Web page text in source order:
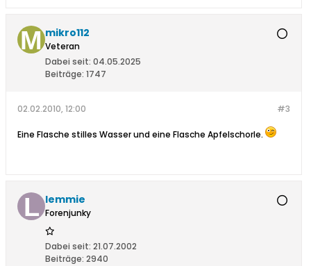
mikro112
Veteran
Dabei seit: 04.05.2025
Beiträge: 1747
#3
02.02.2010, 12:00
Eine Flasche stilles Wasser und eine Flasche Apfelschorle.
lemmie
Forenjunky
Dabei seit: 21.07.2002
Beiträge: 2940